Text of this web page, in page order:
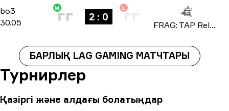
bo3 -bo3
30.05
W
2 : 0
L
FRAG: TAP Reloaded 2026
БАРЛЫҚ LAG GAMING МАТЧТАРЫ
Турнирлер
Қазіргі және алдағы болатыңдар